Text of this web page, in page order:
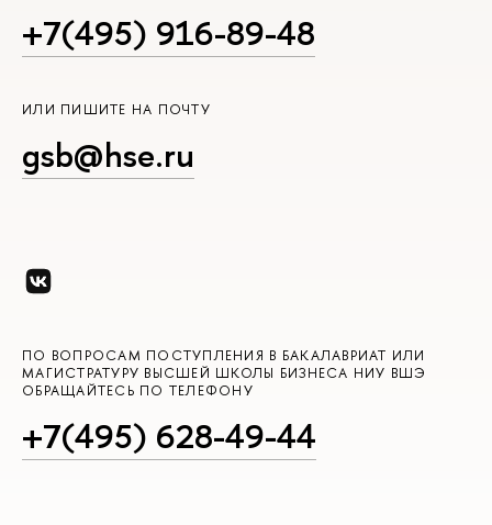
+7(495) 916-89-48
ИЛИ ПИШИТЕ НА ПОЧТУ
gsb@hse.ru
ПО ВОПРОСАМ ПОСТУПЛЕНИЯ В БАКАЛАВРИАТ ИЛИ
МАГИСТРАТУРУ ВЫСШЕЙ ШКОЛЫ БИЗНЕСА НИУ ВШЭ
ОБРАЩАЙТЕСЬ ПО ТЕЛЕФОНУ
+7(495) 628-49-44